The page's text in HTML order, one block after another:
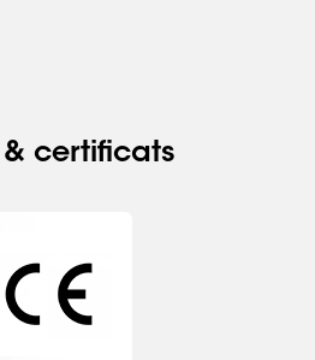
certificats